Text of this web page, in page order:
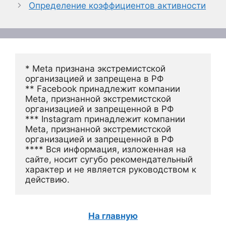
Определение коэффициентов активности
* Meta признана экстремистской
организацией и запрещена в РФ
** Facebook принадлежит компании
Meta, признанной экстремистской
организацией и запрещенной в РФ
*** Instagram принадлежит компании
Meta, признанной экстремистской
организацией и запрещенной в РФ
**** Вся информация, изложенная на
сайте, носит сугубо рекомендательный
характер и не является руководством к
действию.
На главную